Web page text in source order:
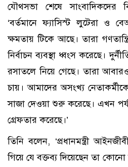
যৌথসভা শেষে সাংবাদিকদের
‘বর্তমানে ফ্যাসিস্ট লুটেরা ও
ক্ষমতায় টিকে আছে। তারা
নির্বাচন ব্যবস্থা ধ্বংস করেছে।
রসাতলে নিয়ে গেছে। তারা
চায়। আমাদের অসংখ্য
সাজা দেওয়া শুরু করেছে। এখন
গ্রেফতার করেছে।’
তিনি বলেন, ‘প্রধানমন্ত্রী
গিয়ে যে বক্তব্য দিয়েছেন তা কোনো